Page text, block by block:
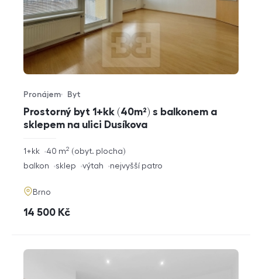
Prostorný byt 1+kk (40m²) s balkonem a
sklepem na ulici Dusíkova
Typ nabídky
Pronájem
Typ nemovitosti
Byt
rozměry
1+kk obyt. plocha
40 m2
funkce
balkon sklep výtah nejvyšší patro
adresa
Brno
cena
14 500 Kč